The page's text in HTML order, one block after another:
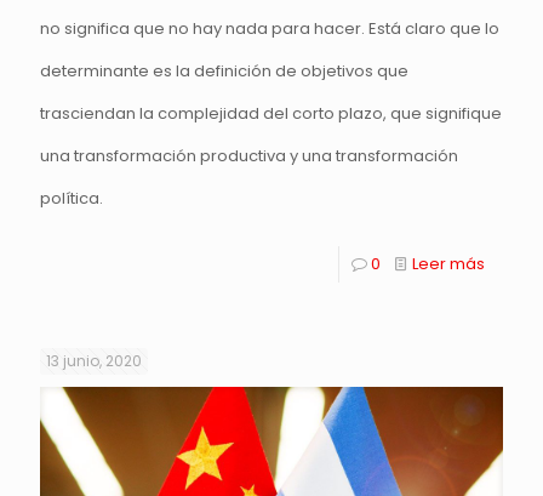
no significa que no hay nada para hacer. Está claro que lo
determinante es la definición de objetivos que
trasciendan la complejidad del corto plazo, que signifique
una transformación productiva y una transformación
política.
0 Leer más
13 junio, 2020